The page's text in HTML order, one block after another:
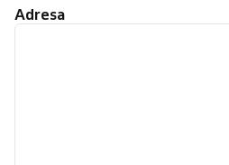
Adresa